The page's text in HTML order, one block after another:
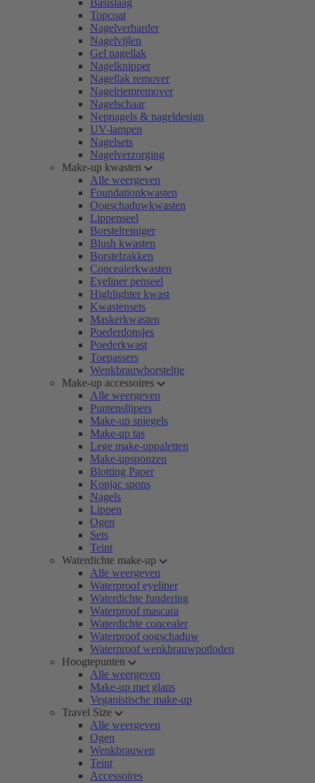
Basislaag
Topcoat
Nagelverharder
Nagelvijlen
Gel nagellak
Nagelknipper
Nagellak remover
Nagelriemremover
Nagelschaar
Nepnagels & nageldesign
UV-lampen
Nagelsets
Nagelverzorging
Make-up kwasten
Alle weergeven
Foundationkwasten
Oogschaduwkwasten
Lippenseel
Borstelreiniger
Blush kwasten
Borstelzakken
Concealerkwasten
Eyeliner penseel
Highlighter kwast
Kwastensets
Maskerkwasten
Poederdonsjes
Poederkwast
Toepassers
Wenkbrauwborsteltje
Make-up accessoires
Alle weergeven
Puntenslijpers
Make-up spiegels
Make-up tas
Lege make-uppaletten
Make-upsponzen
Blotting Paper
Konjac spons
Nagels
Lippen
Ogen
Sets
Teint
Waterdichte make-up
Alle weergeven
Waterproof eyeliner
Waterdichte fundering
Waterproof mascara
Waterdichte concealer
Waterproof oogschaduw
Waterproof wenkbrauwpotloden
Hoogtepunten
Alle weergeven
Make-up met glans
Veganistische make-up
Travel Size
Alle weergeven
Ogen
Wenkbrauwen
Teint
Accessoires